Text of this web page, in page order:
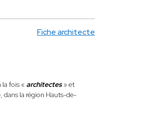
Fiche architecte
la fois « architectes» et
dans la région Hauts-de-